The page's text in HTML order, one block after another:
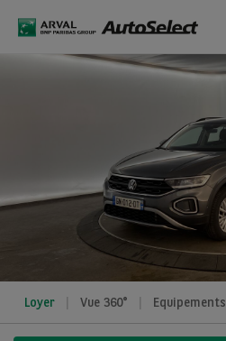
Loyer Vue 360° Equipements